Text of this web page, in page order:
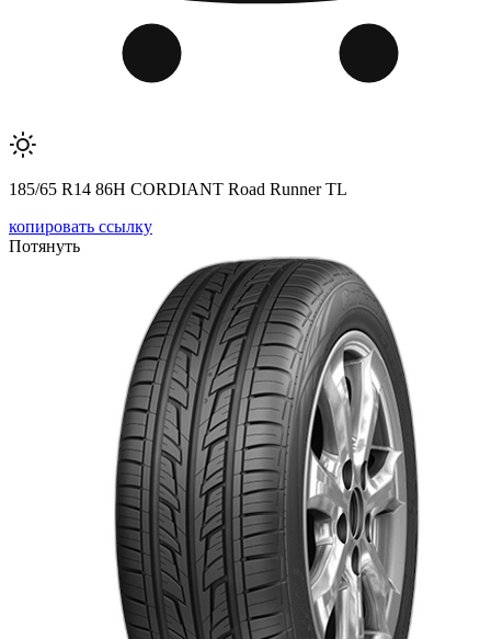
185/65 R14 86H CORDIANT Road Runner TL
копировать ссылку
Потянуть